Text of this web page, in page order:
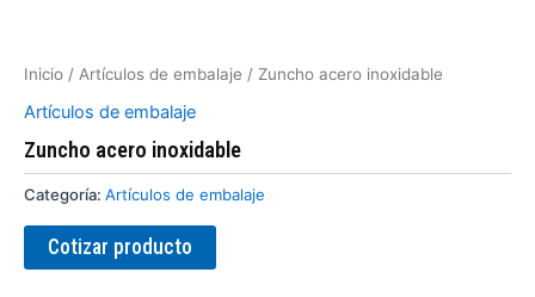
Inicio / Artículos de embalaje / Zuncho acero inoxidable
Artículos de embalaje
Zuncho acero inoxidable
Categoría: Artículos de embalaje
Cotizar producto